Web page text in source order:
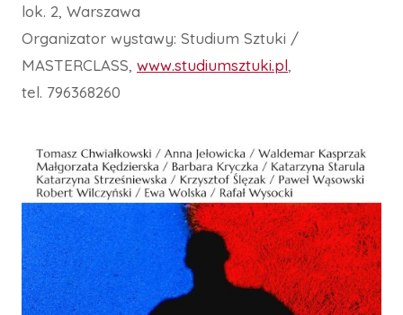
lok. 2, Warszawa
Organizator wystawy: Studium Sztuki /
MASTERCLASS, www.studiumsztuki.pl,
tel. 796368260